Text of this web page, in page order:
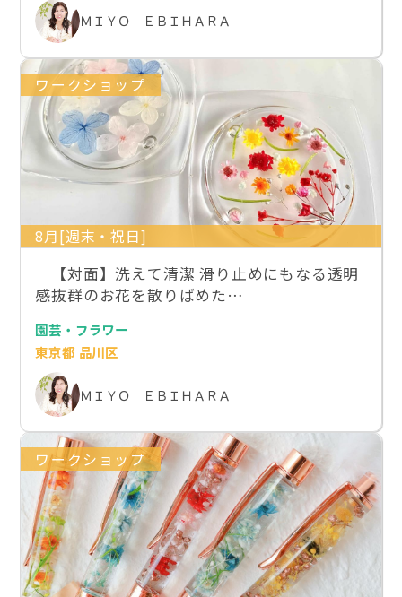
ＭＩＹＯ ＥＢＩＨＡＲＡ
ワークショップ
8月[週末・祝日]
【対面】洗えて清潔 滑り止めにもなる透明
感抜群のお花を散りばめた…
園芸・フラワー
東京都 品川区
ＭＩＹＯ ＥＢＩＨＡＲＡ
ワークショップ